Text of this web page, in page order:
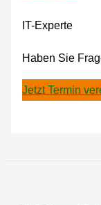
IT-Experte
Haben Sie
Jetzt Termin